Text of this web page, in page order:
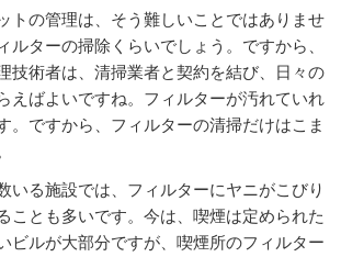
トの管理は、そう難しいことではありませ
ルターの掃除くらいでしょう。ですから、
技術者は、清掃業者と契約を結び、日々の
えばよいですね。フィルターが汚れていれ
。ですから、フィルターの清掃だけはこま
いる施設では、フィルターにヤニがこびり
ことも多いです。今は、喫煙は定められた
ビルが大部分ですが、喫煙所のフィルター